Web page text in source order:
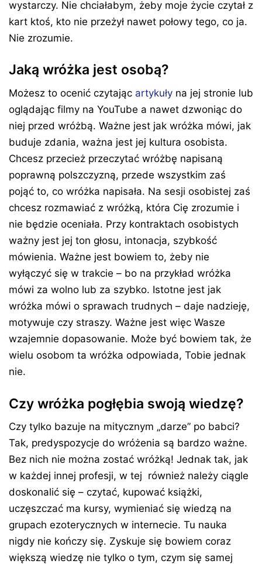
wystarczy. Nie chciałabym, żeby moje życie czytał z
kart ktoś, kto nie przeżył nawet połowy tego, co ja.
Nie zrozumie.
Jaką wróżka jest osobą?
Możesz to ocenić czytając artykuły na jej stronie lub
oglądając filmy na YouTube a nawet dzwoniąc do
niej przed wróżbą. Ważne jest jak wróżka mówi, jak
buduje zdania, ważna jest jej kultura osobista.
Chcesz przecież przeczytać wróżbę napisaną
poprawną polszczyzną, przede wszystkim zaś
pojąć to, co wróżka napisała. Na sesji osobistej zaś
chcesz rozmawiać z wróżką, która Cię zrozumie i
nie będzie oceniała. Przy kontraktach osobistych
ważny jest jej ton głosu, intonacja, szybkość
mówienia. Ważne jest bowiem to, żeby nie
wyłączyć się w trakcie – bo na przykład wróżka
mówi za wolno lub za szybko. Istotne jest jak
wróżka mówi o sprawach trudnych – daje nadzieję,
motywuje czy straszy. Ważne jest więc Wasze
wzajemnie dopasowanie. Może być bowiem tak, że
wielu osobom ta wróżka odpowiada, Tobie jednak
nie.
Czy wróżka pogłębia swoją wiedzę?
Czy tylko bazuje na mitycznym „darze” po babci?
Tak, predyspozycje do wróżenia są bardzo ważne.
Bez nich nie można zostać wróżką! Jednak tak, jak
w każdej innej profesji, w tej również należy ciągle
doskonalić się – czytać, kupować książki,
uczęszczać ma kursy, wymieniać się wiedzą na
grupach ezoterycznych w internecie. Tu nauka
nigdy nie kończy się. Zyskuje się bowiem coraz
większą wiedzę nie tylko o tym, czym się samej